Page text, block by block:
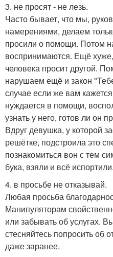
3. не просят - не лезь.
Часто бывает, что мы,
намерениями, делаем
просили о помощи. Потом
воспринимаются. Ещё
человека просит другой.
нарушаем ещё и закон
случае если же вам
нуждается в помощи,
узнать у него, готов ли он
Вдруг девушка, у которой
решётке, подстроила это
познакомиться вон с тем
бука, взяли и всё
4. в просьбе не отказывай.
Любая просьба
Манипуляторам
или забывать об услугах.
стесняйтесь попросить об
даже заранее.